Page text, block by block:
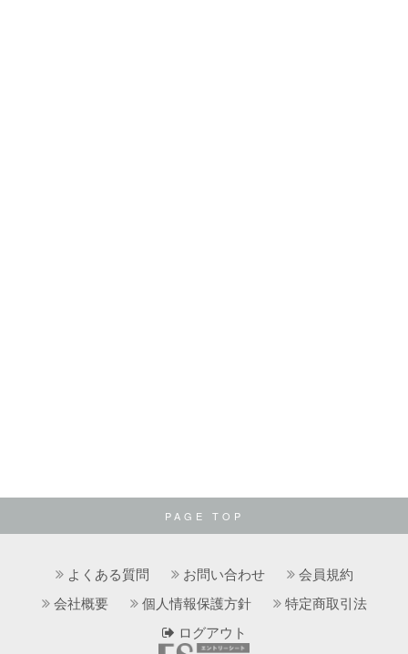
PAGE TOP
よくある質問 お問い合わせ
会員規約
会社概要
個人情報保護方針
特定商取引法
ログアウト